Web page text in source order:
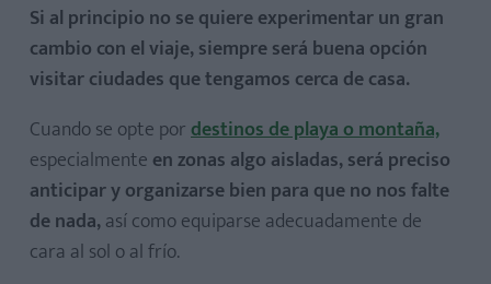
Si al principio no se quiere experimentar un gran
cambio con el viaje, siempre será buena opción
visitar ciudades que tengamos cerca de casa.
Cuando se opte pordestinos de playa o montaña,
especialmente en zonas algo aisladas, será preciso
anticipar y organizarse bien para que no nos falte
de nada,así como equiparse adecuadamente de
cara al sol o al frío.